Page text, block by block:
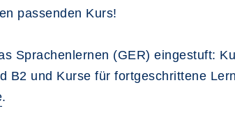
passenden Kurs!
Sprachenlernen (GER) eingestuft:
B2 und Kurse für fortgeschrittene
.